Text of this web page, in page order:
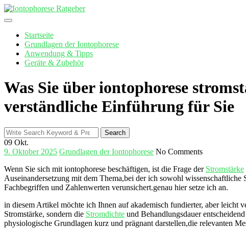
Skip
to
Startseite
Grundlagen der Iontophorese
Anwendung & Tipps
Geräte & Zubehör
Was Sie über iontophorese
verständliche Einführung für Sie
Search
for:
Search
09 Okt.
9. Oktober 2025 Grundlagen der Iontophorese No Comments
Wenn Sie sich mit iontophorese beschäftigen, ⁣ist die Frage der Stromstärke
‍Auseinandersetzung mit dem Thema,bei der ich sowohl
Fachbegriffen und Zahlenwerten verunsichert.genau hier setze ich an.
in⁢ diesem Artikel möchte ich Ihnen auf akademisch fundierter, aber leicht
Stromstärke, sondern⁣ die Stromdichte ‌und Behandlungsdauer
physiologische Grundlagen kurz und prägnant ⁢darstellen,die relevanten